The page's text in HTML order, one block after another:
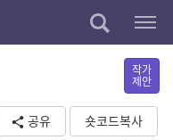
작가
제안
공유
숏코드복사